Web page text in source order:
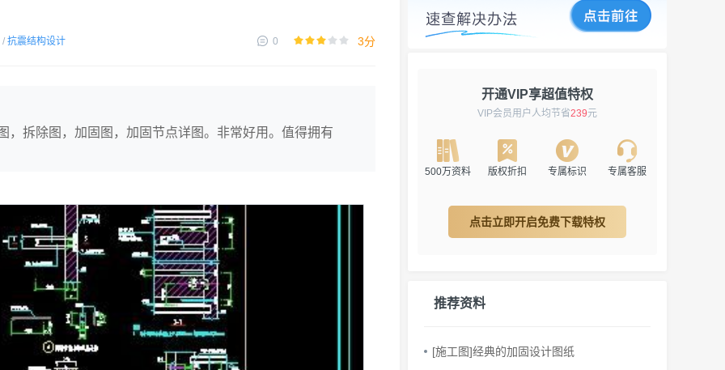
/ 抗震结构设计 0 3分
，拆除图，加固图，加固节点详图。非常好用。值得拥有
开通VIP享超值特权
VIP会员用户人均节省239元
500万资料 版权折扣 专属标识 专属客服
点击立即开启免费下载特权
推荐资料
[施工图]经典的加固设计图纸